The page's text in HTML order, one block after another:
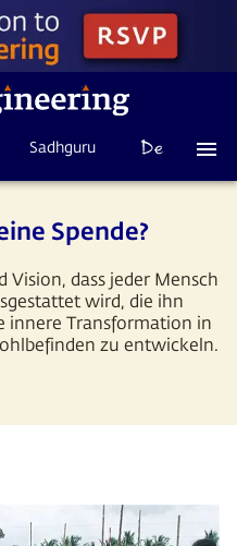
Sadhguru
Spende?
Vision, dass jeder Mensch
wird, die ihn
innere Transformation in
zu entwickeln.